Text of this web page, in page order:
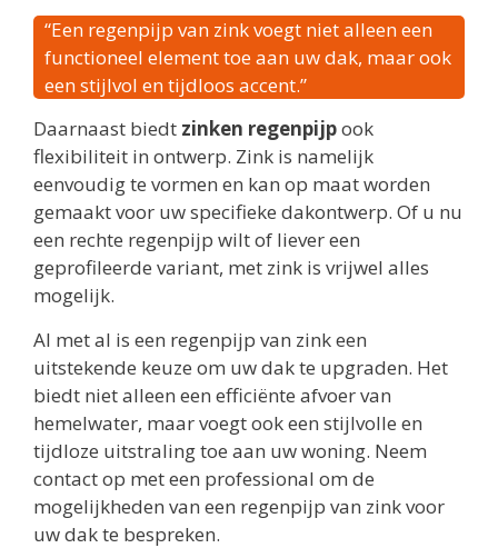
“Een regenpijp van zink voegt niet alleen een
functioneel element toe aan uw dak, maar ook
een stijlvol en tijdloos accent.”
Daarnaast biedt zinken regenpijpook
flexibiliteit in ontwerp. Zink is namelijk
eenvoudig te vormen en kan op maat worden
gemaakt voor uw specifieke dakontwerp. Of u nu
een rechte regenpijp wilt of liever een
geprofileerde variant, met zink is vrijwel alles
mogelijk.
Al met al is een regenpijp van zink een
uitstekende keuze om uw dak te upgraden. Het
biedt niet alleen een efficiënte afvoer van
hemelwater, maar voegt ook een stijlvolle en
tijdloze uitstraling toe aan uw woning. Neem
contact op met een professional om de
mogelijkheden van een regenpijp van zink voor
uw dak te bespreken.